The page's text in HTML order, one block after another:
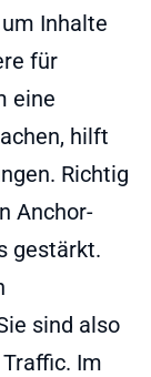
Inhalte
für
eine
hilft
Richtig
Anchor-
gestärkt.
sind also
Im